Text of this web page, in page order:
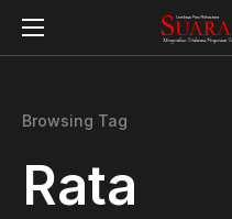
Browsing Tag
Rata